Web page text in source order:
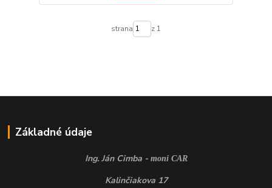
strana z 1
Základné údaje
Ing. Ján Cimba - moni CAR
Kalinčiakova 17